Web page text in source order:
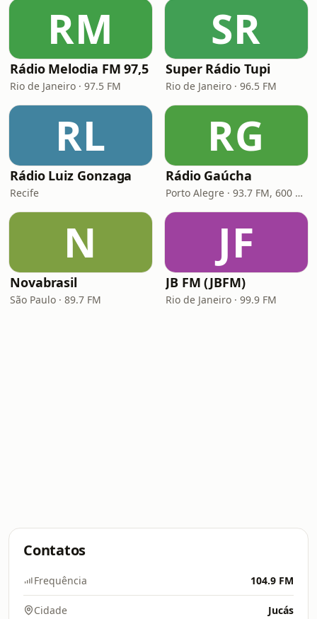
RM
Rádio Melodia FM 97,5
Rio de Janeiro · 97.5 FM
SR
Super Rádio Tupi
Rio de Janeiro · 96.5 FM
RL
Rádio Luiz Gonzaga
Recife
RG
Rádio Gaúcha
Porto Alegre · 93.7 FM, 600 AM
N
Novabrasil
São Paulo · 89.7 FM
JF
JB FM (JBFM)
Rio de Janeiro · 99.9 FM
Contatos
Frequência 104.9 FM
Cidade Jucás